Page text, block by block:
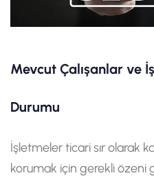
Mevcut Çalışanlar ve
Durumu
İşletmeler ticari sır olarak
korumak için gerekli özeni